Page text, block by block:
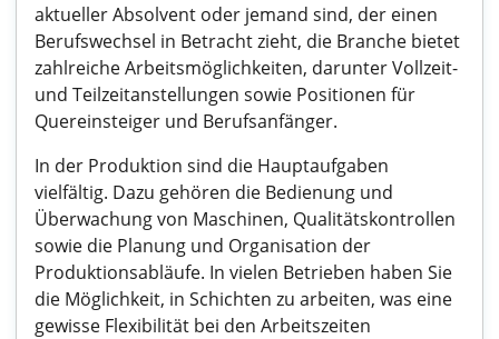
aktueller Absolvent oder jemand sind, der einen
Berufswechsel in Betracht zieht, die Branche bietet
zahlreiche Arbeitsmöglichkeiten, darunter Vollzeit-
und Teilzeitanstellungen sowie Positionen für
Quereinsteiger und Berufsanfänger.
In der Produktion sind die Hauptaufgaben
vielfältig. Dazu gehören die Bedienung und
Überwachung von Maschinen, Qualitätskontrollen
sowie die Planung und Organisation der
Produktionsabläufe. In vielen Betrieben haben Sie
die Möglichkeit, in Schichten zu arbeiten, was eine
gewisse Flexibilität bei den Arbeitszeiten